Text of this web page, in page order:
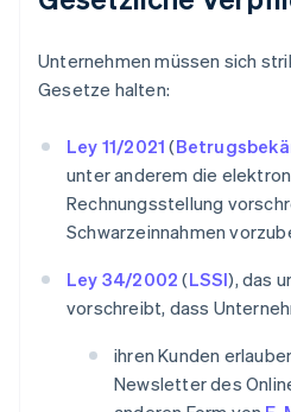
Unternehmen müssen sich
Gesetze halten:
Ley 11/2021 (
unter anderem die
Rechnungsstellung
Schwarzeinnahmen
Ley 34/2002 (LSSI), das
vorschreibt, dass
ihren Kunden
Newsletter des